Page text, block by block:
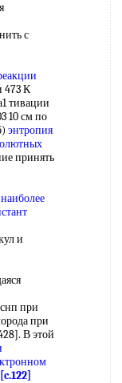
с
473 К
тивации
10 см по
энтропия
принять
наиболее
и
при
при
В этой
[c.122]